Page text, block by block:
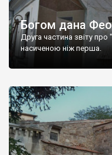
Богом дана
Друга частина звіту
насиченою ніж перша.